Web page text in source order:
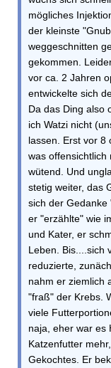
mögliches
der kleinste
weggeschnitten
gekommen.
vor ca. 2 Jahren
entwickelte sich
Da das Ding also
ich Watzi nicht
lassen. Erst vor 8
was offensichtlich
wütend. Und
stetig weiter, das
sich der Gedanke
er "erzählte" wie
und Kater, er
Leben. Bis....sich
reduzierte,
nahm er ziemlich
"fraß" der Krebs.
viele
naja, eher war es
Katzenfutter
Gekochtes. Er